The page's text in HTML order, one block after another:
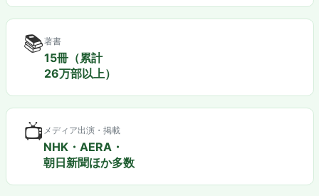
📚著書
15冊（累計
26万部以上）
📺 メディア出演・掲載
NHK・AERA・
朝日新聞ほか多数